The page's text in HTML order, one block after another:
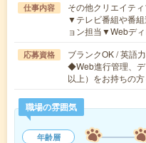
仕事内容
その他クリエイテ
▼テレビ番組や番
ョン担当▼Webデ
応募資格
ブランクOK / 英語
◆Web進行管理、
以上）をお持ちの
職場の雰囲気
年齢層